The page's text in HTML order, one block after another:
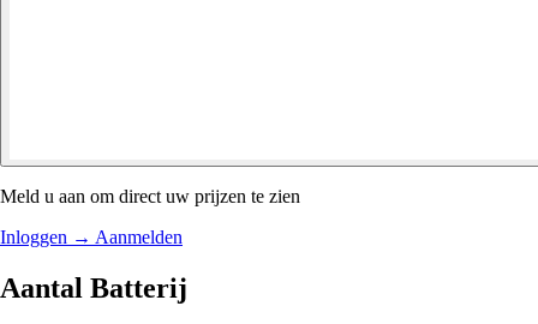
Meld u aan om direct uw prijzen te zien
Inloggen → Aanmelden
Aantal Batterij